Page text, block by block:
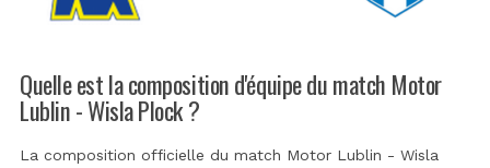
Quelle est la composition d'équipe du match Motor
Lublin - Wisla Plock ?
La composition officielle du match Motor Lublin - Wisla